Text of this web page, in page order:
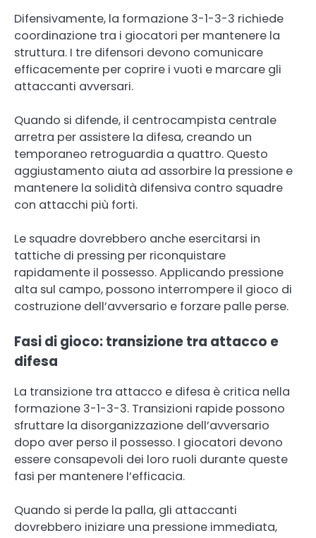
Difensivamente, la formazione 3-1-3-3 richiede
coordinazione tra i giocatori per mantenere la
struttura. I tre difensori devono comunicare
efficacemente per coprire i vuoti e marcare gli
attaccanti avversari.
Quando si difende, il centrocampista centrale
arretra per assistere la difesa, creando un
temporaneo retroguardia a quattro. Questo
aggiustamento aiuta ad assorbire la pressione e
mantenere la solidità difensiva contro squadre
con attacchi più forti.
Le squadre dovrebbero anche esercitarsi in
tattiche di pressing per riconquistare
rapidamente il possesso. Applicando pressione
alta sul campo, possono interrompere il gioco di
costruzione dell’avversario e forzare palle perse.
Fasi di gioco: transizione tra attacco e
difesa
La transizione tra attacco e difesa è critica nella
formazione 3-1-3-3. Transizioni rapide possono
sfruttare la disorganizzazione dell’avversario
dopo aver perso il possesso. I giocatori devono
essere consapevoli dei loro ruoli durante queste
fasi per mantenere l’efficacia.
Quando si perde la palla, gli attaccanti
dovrebbero iniziare una pressione immediata,